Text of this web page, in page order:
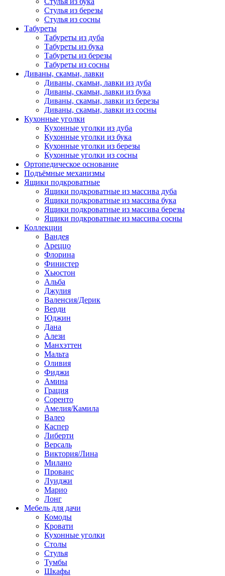
Стулья из березы
Стулья из сосны
Табуреты
Табуреты из дуба
Табуреты из бука
Табуреты из березы
Табуреты из сосны
Диваны, скамьи, лавки
Диваны, скамьи, лавки из дуба
Диваны, скамьи, лавки из бука
Диваны, скамьи, лавки из березы
Диваны, скамьи, лавки из сосны
Кухонные уголки
Кухонные уголки из дуба
Кухонные уголки из бука
Кухонные уголки из березы
Кухонные уголки из сосны
Ортопедическое основание
Подъёмные механизмы
Ящики подкроватные
Ящики подкроватные из массива дуба
Ящики подкроватные из массива бука
Ящики подкроватные из массива березы
Ящики подкроватные из массива сосны
Коллекции
Вандея
Ареццо
Флорина
Финистер
Хьюстон
Альба
Джулия
Валенсия/Дерик
Верди
Юджин
Дана
Алези
Манхэттен
Мальта
Оливия
Фиджи
Амина
Грация
Соренто
Амелия/Камила
Валео
Каспер
Либерти
Версаль
Виктория/Лина
Милано
Прованс
Луиджи
Марио
Лонг
Мебель для дачи
Комоды
Кровати
Кухонные уголки
Столы
Стулья
Тумбы
Шкафы